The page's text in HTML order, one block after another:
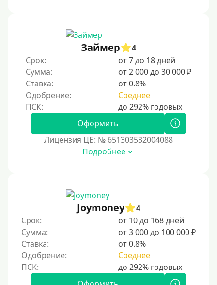
Займер
4
Срок:
от 7 до 18 дней
Сумма:
от 2 000 до 30 000 ₽
Ставка:
от 0.8%
Одобрение:
Среднее
Оформить
Лицензия ЦБ: № 651303532004088
Подробнее
Joymoney
4
Срок:
от 10 до 168 дней
Сумма:
от 3 000 до 100 000 ₽
Ставка:
от 0.8%
Одобрение:
Среднее